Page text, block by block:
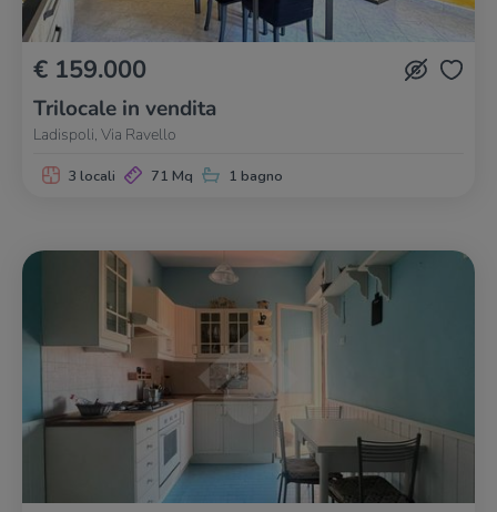
€ 159.000
Trilocale in vendita
Ladispoli, Via Ravello
3 locali 71 Mq 1 bagno